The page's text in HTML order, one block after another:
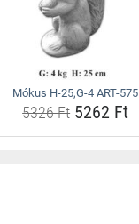
Mókus H-25,G-4 ART-575
5326 Ft 5262 Ft